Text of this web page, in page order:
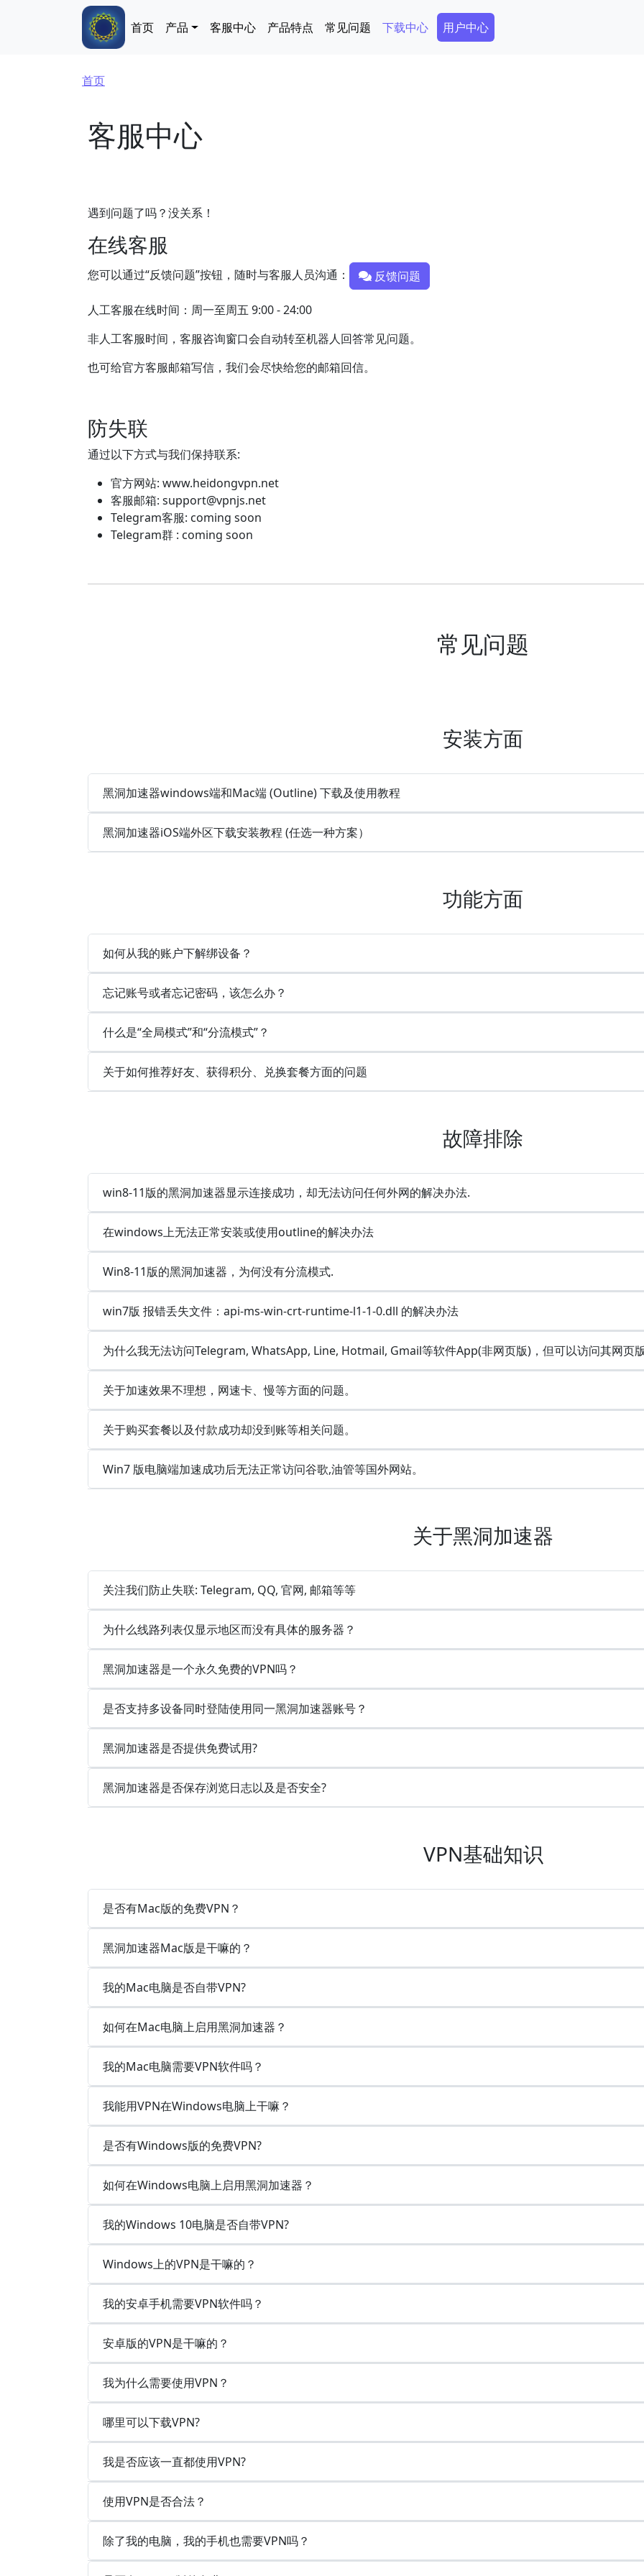
Main navigation
首页 产品 客服中心 产品特点 常见问题 下载中心 Secondary Menu
用户中心
面包屑
首页
客服中心
遇到问题了吗？没关系！
在线客服
您可以通过“反馈问题”按钮，随时与客服人员沟通： 反馈问题
人工客服在线时间：周一至周五 9:00 - 24:00
非人工客服时间，客服咨询窗口会自动转至机器人回答常见问题。
也可给官方客服邮箱写信，我们会尽快给您的邮箱回信。
防失联
通过以下方式与我们保持联系:
官方网站: www.heidongvpn.net
客服邮箱: support@vpnjs.net
Telegram客服: coming soon
Telegram群 : coming soon
常见问题
安装方面
黑洞加速器windows端和Mac端 (Outline) 下载及使用教程
黑洞加速器iOS端外区下载安装教程 (任选一种方案）
功能方面
如何从我的账户下解绑设备？
忘记账号或者忘记密码，该怎么办？
什么是“全局模式”和“分流模式”？
关于如何推荐好友、获得积分、兑换套餐方面的问题
故障排除
win8-11版的黑洞加速器显示连接成功，却无法访问任何外网的解决办法.
在windows上无法正常安装或使用outline的解决办法
Win8-11版的黑洞加速器，为何没有分流模式.
win7版 报错丢失文件：api-ms-win-crt-runtime-l1-1-0.dll 的解决办法
为什么我无法访问Telegram, WhatsApp, Line, Hotmail, Gmail等软件App(非网页版)，但可以访问其网页
关于加速效果不理想，网速卡、慢等方面的问题。
关于购买套餐以及付款成功却没到账等相关问题。
Win7 版电脑端加速成功后无法正常访问谷歌,油管等国外网站。
关于黑洞加速器
关注我们防止失联: Telegram, QQ, 官网, 邮箱等等
为什么线路列表仅显示地区而没有具体的服务器？
黑洞加速器是一个永久免费的VPN吗？
是否支持多设备同时登陆使用同一黑洞加速器账号？
黑洞加速器是否提供免费试用?
黑洞加速器是否保存浏览日志以及是否安全?
VPN基础知识
是否有Mac版的免费VPN？
黑洞加速器Mac版是干嘛的？
我的Mac电脑是否自带VPN?
如何在Mac电脑上启用黑洞加速器？
我的Mac电脑需要VPN软件吗？
我能用VPN在Windows电脑上干嘛？
是否有Windows版的免费VPN?
如何在Windows电脑上启用黑洞加速器？
我的Windows 10电脑是否自带VPN?
Windows上的VPN是干嘛的？
我的安卓手机需要VPN软件吗？
安卓版的VPN是干嘛的？
我为什么需要使用VPN？
哪里可以下载VPN?
我是否应该一直都使用VPN?
使用VPN是否合法？
除了我的电脑，我的手机也需要VPN吗？